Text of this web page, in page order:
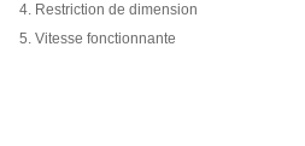
4. Restriction de dimension
5. Vitesse fonctionnante